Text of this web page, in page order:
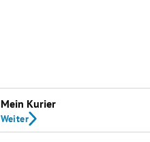
Mein Kurier
Weiter